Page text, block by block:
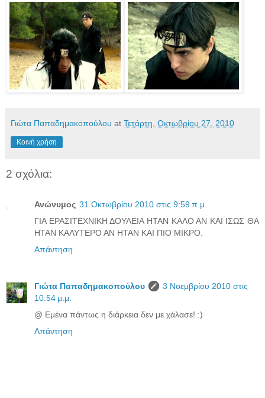
Γιώτα Παπαδημακοπούλου at Τετάρτη, Οκτωβρίου 27, 2010
Κοινή χρήση
2 σχόλια:
Ανώνυμος 31 Οκτωβρίου 2010 στις 9:59 π.μ.
ΓΙΑ ΕΡΑΣΙΤΕΧΝΙΚΗ ΔΟΥΛΕΙΑ ΗΤΑΝ ΚΑΛΟ ΑΝ ΚΑΙ ΙΣΩΣ ΘΑ
ΗΤΑΝ ΚΑΛΥΤΕΡΟ ΑΝ ΗΤΑΝ ΚΑΙ ΠΙΟ ΜΙΚΡΟ.
Απάντηση
Γιώτα Παπαδημακοπούλου
3 Νοεμβρίου 2010 στις
10:54 μ.μ.
@ Εμένα πάντως η διάρκεια δεν με χάλασε! :)
Απάντηση